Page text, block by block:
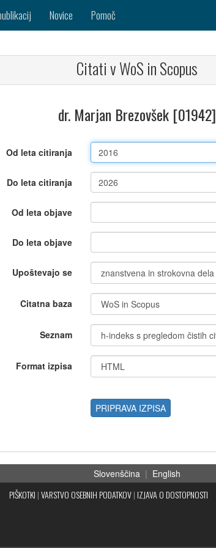
Novice Pomoč
Citati v WoS in Scopus
dr. Marjan Brezovšek [01942]
Od leta citiranja
Do leta citiranja
Od leta objave
Do leta objave
Upoštevajo se
Citatna baza
Seznam
Format izpisa
PRIPRAVA IZPISA
Slovenščina | English
PIŠKOTKI |VARSTVO OSEBNIH PODATKOV| IZJAVA O DOSTOPNOSTI